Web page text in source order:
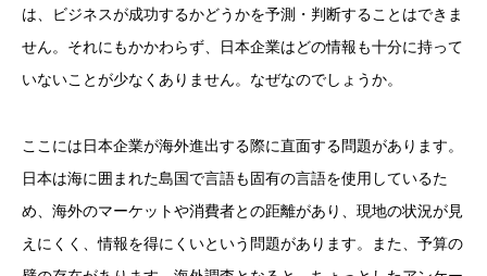
は、ビジネスが成功するかどうかを予測・判断することはできま
せん。それにもかかわらず、日本企業はどの情報も十分に持って
いないことが少なくありません。なぜなのでしょうか。
ここには日本企業が海外進出する際に直面する問題があります。
日本は海に囲まれた島国で言語も固有の言語を使用しているた
め、海外のマーケットや消費者との距離があり、現地の状況が見
えにくく、情報を得にくいという問題があります。また、予算の